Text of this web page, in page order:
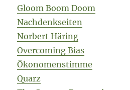
Gloom Boom Doom
Nachdenkseiten
Norbert Häring
Overcoming Bias
Ökonomenstimme
Quarz